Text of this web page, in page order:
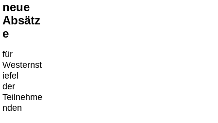
neue
Absätz
e
für
Westernst
iefel
der
Teilnehme
nden